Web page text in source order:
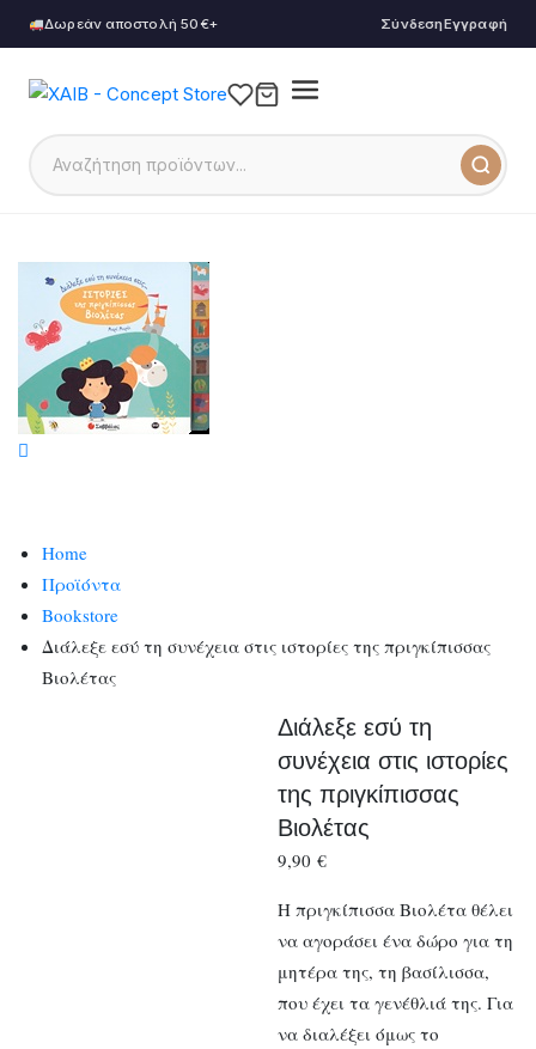
Δωρεάν αποστολή 50€+ ΣύνδεσηΕγγραφή
Home
Προϊόντα
Bookstore
Διάλεξε εσύ τη συνέχεια στις ιστορίες της πριγκίπισσας
Βιολέτας
Διάλεξε εσύ τη
συνέχεια στις ιστορίες
της πριγκίπισσας
Βιολέτας
9,90€
Η πριγκίπισσα Βιολέτα θέλει
να αγοράσει ένα δώρο για τη
μητέρα της, τη βασίλισσα,
που έχει τα γενέθλιά της. Για
να διαλέξει όμως το